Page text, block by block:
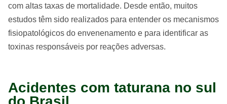
com altas taxas de mortalidade. Desde então, muitos
estudos têm sido realizados para entender os mecanismos
fisiopatológicos do envenenamento e para identificar as
toxinas responsáveis ​​por reações adversas.
Acidentes com taturana no sul